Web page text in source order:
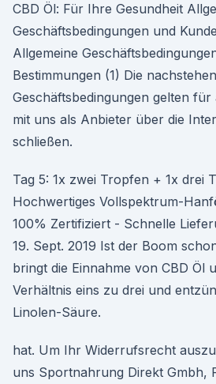
CBD Öl: Für Ihre Gesundheit
Geschäftsbedingungen und
Allgemeine
Bestimmungen (1) Die
Geschäftsbedingungen gelten für
mit uns als Anbieter über die
schließen.
Tag 5: 1x zwei Tropfen + 1x drei
Hochwertiges Vollspektrum-
100% Zertifiziert - Schnelle
19. Sept. 2019 Ist der Boom
bringt die Einnahme von CBD Öl
Verhältnis eins zu drei und
Linolen-Säure.
hat. Um Ihr Widerrufsrecht
uns Sportnahrung Direkt Gmbh,